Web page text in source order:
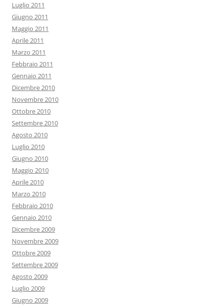
Luglio 2011
Giugno 2011
Maggio 2011
Aprile 2011
Marzo 2011
Febbraio 2011
Gennaio 2011
Dicembre 2010
Novembre 2010
Ottobre 2010
Settembre 2010
Agosto 2010
Luglio 2010
Giugno 2010
Maggio 2010
Aprile 2010
Marzo 2010
Febbraio 2010
Gennaio 2010
Dicembre 2009
Novembre 2009
Ottobre 2009
Settembre 2009
Agosto 2009
Luglio 2009
Giugno 2009